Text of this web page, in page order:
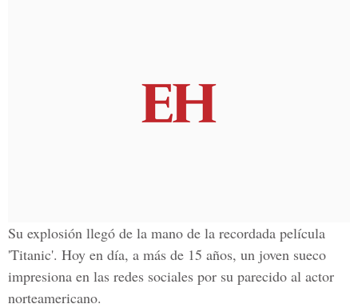
Su explosión llegó de la mano de la recordada película
'Titanic'. Hoy en día, a más de 15 años, un joven sueco
impresiona en las redes sociales por su parecido al actor
norteamericano.